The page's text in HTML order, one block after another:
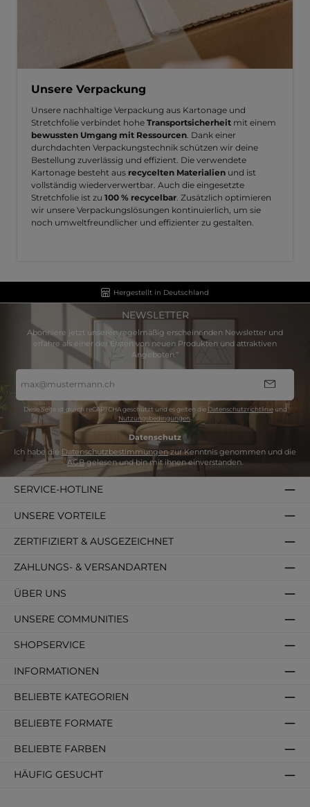
Unsere Verpackung
Unsere nachhaltige Verpackung aus Kartonage und
Stretchfolie verbindet hohe Transportsicherheit mit einem
bewussten Umgang mit Ressourcen. Dank einer
durchdachten Verpackungstechnik schützen wir deine
Bestellung zuverlässig und effizient. Die verwendete
Kartonage besteht aus recycelten Materialien und ist
vollständig wiederverwertbar. Auch die eingesetzte
Stretchfolie ist zu 100 % recycelbar. Zusätzlich optimieren
wir unsere Verpackungslösungen kontinuierlich, um sie
noch umweltfreundlicher und effizienter zu gestalten.
Hergestellt in Deutschland
NEWSLETTER
Abonniere jetzt unseren regelmäßig erscheinenden Newsletter und
erfahre als einer der Ersten von neuen Produkten und attraktiven
Angeboten.“
Mail-
Adresse
Diese Seite ist durch reCAPTCHA geschützt und es gelten die Datenschutzrichtlinieund
Nutzungsbedingungen.
Datenschutz
Ich habe die Datenschutzbestimmungenzur Kenntnis genommen und die
AGBgelesen und bin mit ihnen einverstanden.
SERVICE-HOTLINE
SHOPSERVICE
INFORMATIONEN
BELIEBTE KATEGORIEN
BELIEBTE FORMATE
BELIEBTE FARBEN
HÄUFIG GESUCHT
ZAHLUNGS- & VERSANDARTEN
ÜBER UNS
ZERTIFIZIERT & AUSGEZEICHNET
UNSERE VORTEILE
UNSERE COMMUNITIES